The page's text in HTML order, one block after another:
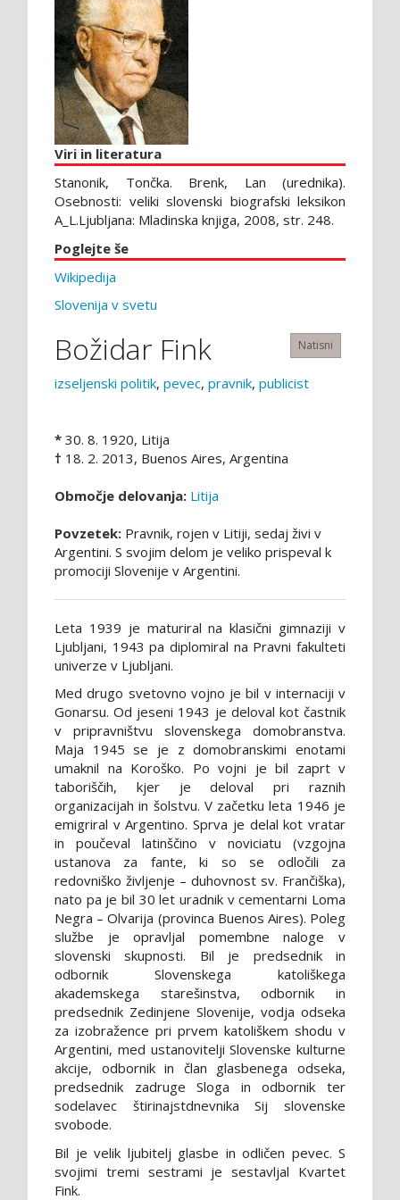
Viri in literatura
Stanonik, Tončka. Brenk, Lan (urednika).
Osebnosti: veliki slovenski biografski leksikon
A_L.Ljubljana: Mladinska knjiga, 2008, str. 248.
Poglejte še
Wikipedija
Slovenija v svetu
Natisni
Božidar Fink
izseljenski politik, pevec, pravnik, publicist
* 30. 8. 1920, Litija
† 18. 2. 2013, Buenos Aires, Argentina
Območje delovanja: Litija
Povzetek: Pravnik, rojen v Litiji, sedaj živi v
Argentini. S svojim delom je veliko prispeval k
promociji Slovenije v Argentini.
Leta 1939 je maturiral na klasični gimnaziji v
Ljubljani, 1943 pa diplomiral na Pravni fakulteti
univerze v Ljubljani.
Med drugo svetovno vojno je bil v internaciji v
Gonarsu. Od jeseni 1943 je deloval kot častnik
v pripravništvu slovenskega domobranstva.
Maja 1945 se je z domobranskimi enotami
umaknil na Koroško. Po vojni je bil zaprt v
taboriščih, kjer je deloval pri raznih
organizacijah in šolstvu. V začetku leta 1946 je
emigriral v Argentino. Sprva je delal kot vratar
in poučeval latinščino v noviciatu (vzgojna
ustanova za fante, ki so se odločili za
redovniško življenje – duhovnost sv. Frančiška),
nato pa je bil 30 let uradnik v cementarni Loma
Negra – Olvarija (provinca Buenos Aires). Poleg
službe je opravljal pomembne naloge v
slovenski skupnosti. Bil je predsednik in
odbornik Slovenskega katoliškega
akademskega starešinstva, odbornik in
predsednik Zedinjene Slovenije, vodja odseka
za izobražence pri prvem katoliškem shodu v
Argentini, med ustanovitelji Slovenske kulturne
akcije, odbornik in član glasbenega odseka,
predsednik zadruge Sloga in odbornik ter
sodelavec štirinajstdnevnika Sij slovenske
svobode.
Bil je velik ljubitelj glasbe in odličen pevec. S
svojimi tremi sestrami je sestavljal Kvartet
Fink.